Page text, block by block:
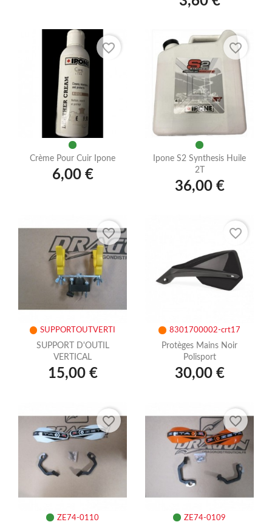
Crème Pour Cuir Ipone
6,00 €
favorite_border
Ipone S2 Synthesis Huile
2T
36,00 €
favorite_border
SUPPORTOUTVERTI
SUPPORT D'OUTIL
VERTICAL
15,00 €
favorite_border
8301700002-crt17
Protèges Mains Noir
Polisport
30,00 €
favorite_border
ZE74-0110
favorite_border
ZE74-0109
favorite_border